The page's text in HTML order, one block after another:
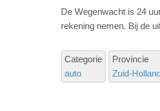
De Wegenwacht is 24
rekening nemen. Bij de
Categorie
auto
Provincie
Zuid-